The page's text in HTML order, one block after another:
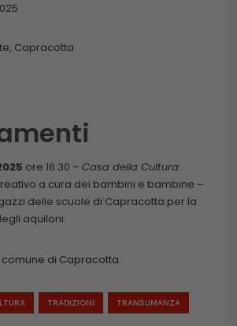
Capracotta
ore 16:30 – Casa della Cultura:
a cura dei bambini e bambine –
delle scuole di Capracotta per la
aquiloni.
comune di Capracotta
TRADIZIONI TRANSUMANZA